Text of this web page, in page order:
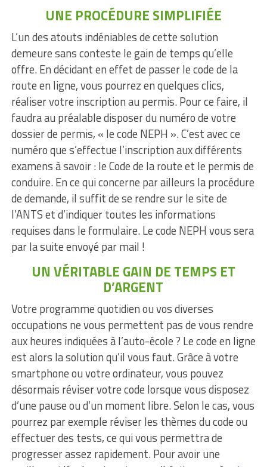
UNE PROCÉDURE SIMPLIFIÉE
L’un des atouts indéniables de cette solution
demeure sans conteste le gain de temps qu’elle
offre. En décidant en effet de passer le code de la
route en ligne, vous pourrez en quelques clics,
réaliser votre inscription au permis. Pour ce faire, il
faudra au préalable disposer du numéro de votre
dossier de permis, « le code NEPH ». C’est avec ce
numéro que s’effectue l’inscription aux différents
examens à savoir : le Code de la route et le permis de
conduire. En ce qui concerne par ailleurs la procédure
de demande, il suffit de se rendre sur le site de
l’ANTS et d’indiquer toutes les informations
requises dans le formulaire. Le code NEPH vous sera
par la suite envoyé par mail !
UN VÉRITABLE GAIN DE TEMPS ET
D’ARGENT
Votre programme quotidien ou vos diverses
occupations ne vous permettent pas de vous rendre
aux heures indiquées à l’auto-école ? Le code en ligne
est alors la solution qu’il vous faut. Grâce à votre
smartphone ou votre ordinateur, vous pouvez
désormais réviser votre code lorsque vous disposez
d’une pause ou d’un moment libre. Selon le cas, vous
pourrez par exemple réviser les thèmes du code ou
effectuer des tests, ce qui vous permettra de
progresser assez rapidement. Pour avoir une